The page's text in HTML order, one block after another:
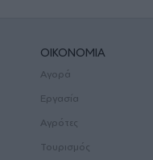
ΟΙΚΟΝΟΜΙΑ
Αγορά
Εργασία
Αγρότες
Τουρισμός